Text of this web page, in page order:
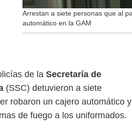
Arrestan a siete personas que al
automático en la GAM
de la Secretaría de
(SSC) detuvieron a siete
robaron un cajero automático y
de fuego a los uniformados.